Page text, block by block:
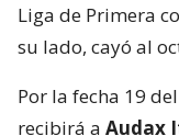
Liga de Primera
su lado, cayó al
Por la fecha 19 del
recibirá a Audax